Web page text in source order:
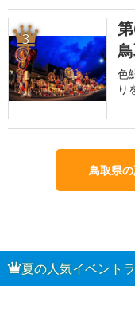
3
色
り
鳥取県
夏の人気イベント